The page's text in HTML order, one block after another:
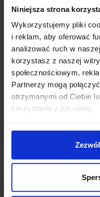
Niniejsza strona
Wykorzystujemy pliki
i reklam, aby oferować
analizować ruch w
korzystasz z naszej
społecznościowym,
Partnerzy mogą
otrzymanymi od Ciebie
korzystania z ich usług.
Parametry
wysokość (cm): 45-48
średnica (cm): 132
ilość źródeł: 1
rodzaj trzonka: LED
LED 18W
Wentylator moc 40W
napięcie: 230 V
źródło w zestawie:
kolor lampy: brązowy
materiał: metal/szkło/
IP: 20